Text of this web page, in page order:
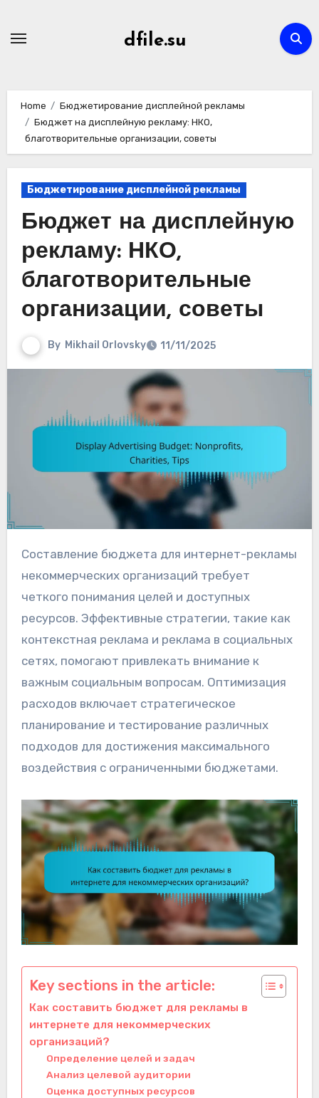
dfile.su
Home
Бюджетирование дисплейной рекламы
Бюджет на дисплейную рекламу: НКО,
благотворительные организации, советы
Бюджетирование дисплейной рекламы
Бюджет на дисплейную
рекламу: НКО,
благотворительные
организации, советы
By Mikhail Orlovsky 11/11/2025
Составление бюджета для интернет-рекламы
некоммерческих организаций требует
четкого понимания целей и доступных
ресурсов. Эффективные стратегии, такие как
контекстная реклама и реклама в социальных
сетях, помогают привлекать внимание к
важным социальным вопросам. Оптимизация
расходов включает стратегическое
планирование и тестирование различных
подходов для достижения максимального
воздействия с ограниченными бюджетами.
Key sections in the article:
Как составить бюджет для рекламы в
интернете для некоммерческих
организаций?
Определение целей и задач
Анализ целевой аудитории
Оценка доступных ресурсов